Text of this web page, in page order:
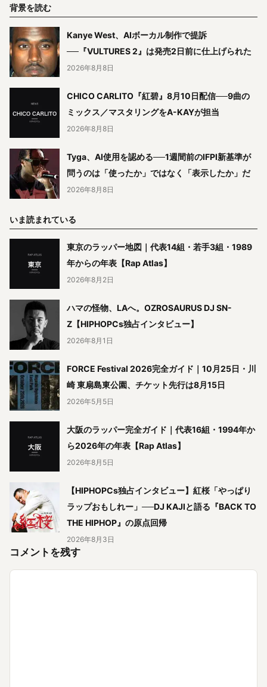
背景を読む
Kanye West、AIボーカル制作で提訴
──『VULTURES 2』は発売2日前に仕上げられた
2026年8月8日
CHICO CARLITO『紅碧』8月10日配信──9曲の
ミックス／マスタリングをA-KAYが担当
2026年8月8日
Tyga、AI使用を認める──1週間前のIFPI新基準が
問うのは「使ったか」ではなく「表示したか」だ
2026年8月8日
いま読まれている
東京のラッパー地図｜代表14組・若手3組・1989
年からの年表【Rap Atlas】
2026年8月2日
ハマの怪物、LAへ。OZROSAURUS DJ SN-
Z【HIPHOPCs独占インタビュー】
2026年8月1日
FORCE Festival 2026完全ガイド｜10月25日・川
崎 東扇島東公園、チケット先行は8月15日
2026年5月5日
大阪のラッパー完全ガイド｜代表16組・1994年か
ら2026年の年表【Rap Atlas】
2026年8月5日
【HIPHOPCs独占インタビュー】紅桜「やっぱり
ラップおもしれー」──DJ KAJIと語る『BACK TO
THE HIPHOP』の原点回帰
2026年8月3日
コメントを残す